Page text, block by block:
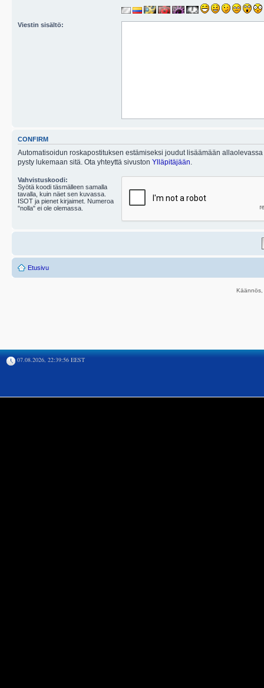
Viestin sisältö:
CONFIRM
Automatisoidun roskapostituksen estämiseksi joudut lisäämään
pysty lukemaan sitä. Ota yhteyttä sivuston Ylläpitäjään
Vahvistuskoodi:
Syötä koodi täsmälleen samalla
tavalla, kuin näet sen kuvassa.
ISOT ja pienet kirjaimet. Numeroa
"nolla" ei ole olemassa.
Etusivu
07.08.2026, 22:39:56 EEST